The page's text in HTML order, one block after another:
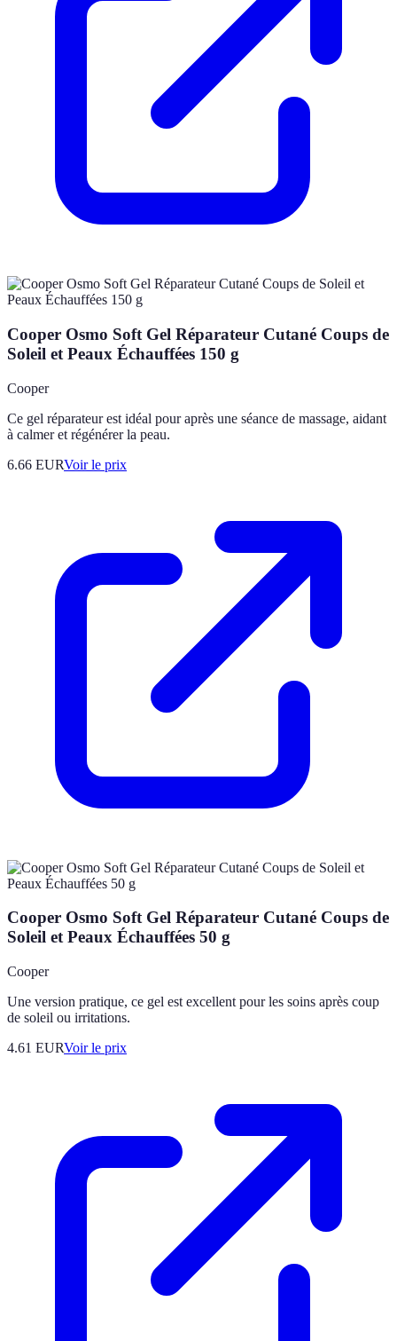
Cooper Osmo Soft Gel Réparateur Cutané Coups de
Soleil et Peaux Échauffées 150 g
Cooper
Ce gel réparateur est idéal pour après une séance de massage, aidant
à calmer et régénérer la peau.
6.66 EURVoir le prix
Cooper Osmo Soft Gel Réparateur Cutané Coups de
Soleil et Peaux Échauffées 50 g
Cooper
Une version pratique, ce gel est excellent pour les soins après coup
de soleil ou irritations.
4.61 EURVoir le prix